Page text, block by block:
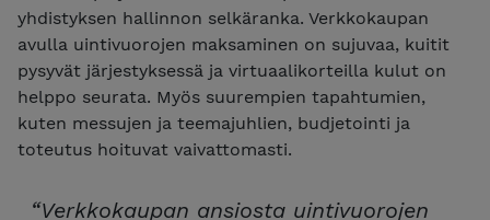
yhdistyksen hallinnon selkäranka. Verkkokaupan
avulla uintivuorojen maksaminen on sujuvaa, kuitit
pysyvät järjestyksessä ja virtuaalikorteilla kulut on
helppo seurata. Myös suurempien tapahtumien,
kuten messujen ja teemajuhlien, budjetointi ja
toteutus hoituvat vaivattomasti.
“Verkkokaupan ansiosta uintivuorojen